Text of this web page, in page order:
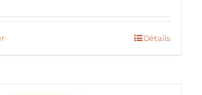
Détails